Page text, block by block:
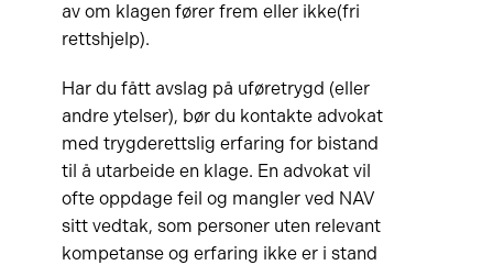
av om klagen fører frem eller ikke(fri
rettshjelp).
Har du fått avslag på uføretrygd (eller
andre ytelser), bør du kontakte advokat
med trygderettslig erfaring for bistand
til å utarbeide en klage. En advokat vil
ofte oppdage feil og mangler ved NAV
sitt vedtak, som personer uten relevant
kompetanse og erfaring ikke er i stand